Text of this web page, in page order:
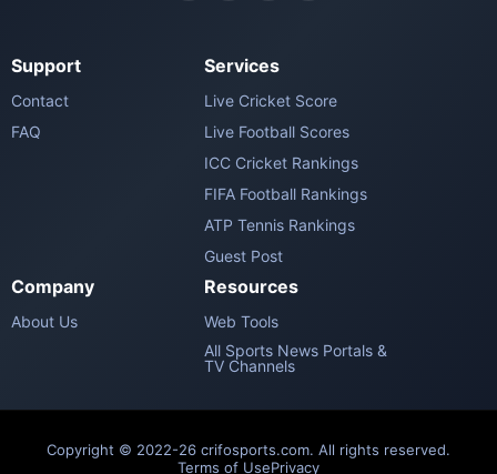
Support
Contact
FAQ
Services
Live Cricket Score
Live Football Scores
ICC Cricket Rankings
FIFA Football Rankings
ATP Tennis Rankings
Guest Post
Company
About Us
Resources
Web Tools
All Sports News Portals &
TV Channels
Copyright © 2022-26 crifosports.com. All rights reserved.
Terms of UsePrivacy